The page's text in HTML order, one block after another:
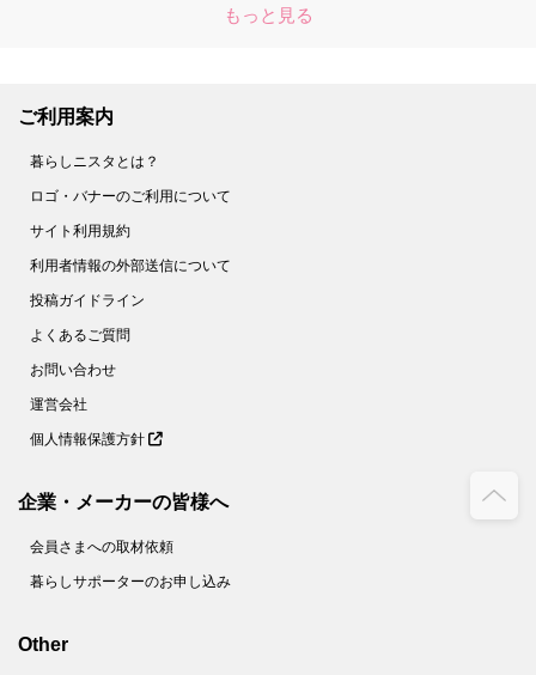
もっと見る
ご利用案内
暮らしニスタとは？
ロゴ・バナーのご利用について
サイト利用規約
利用者情報の外部送信について
投稿ガイドライン
よくあるご質問
お問い合わせ
運営会社
個人情報保護方針
企業・メーカーの皆様へ
会員さまへの取材依頼
暮らしサポーターのお申し込み
Other